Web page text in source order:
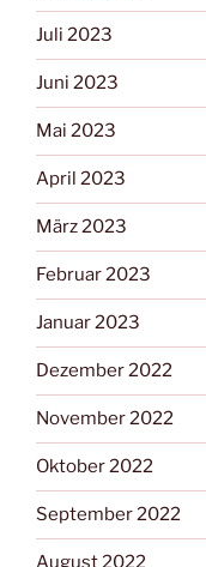
Juli 2023
Juni 2023
Mai 2023
April 2023
März 2023
Februar 2023
Januar 2023
Dezember 2022
November 2022
Oktober 2022
September 2022